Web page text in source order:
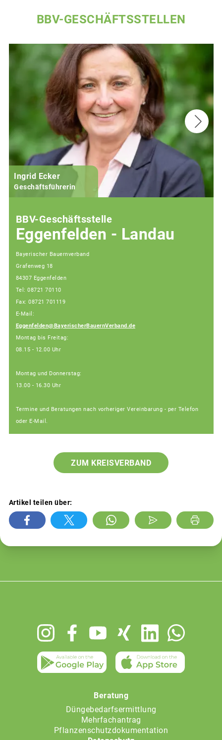
BBV-GESCHÄFTSSTELLEN
Ingrid Ecker
Geschäftsführerin
BBV-Geschäftsstelle
Eggenfelden - Landau
Bayerischer Bauernverband
Grafenweg 18
84307 Eggenfelden
Tel: 08721 70110
Fax: 08721 701119
E-Mail:
Eggenfelden@BayerischerBauernVerband.de
Montag bis Freitag:
08.15 - 12.00 Uhr
Montag und Donnerstag:
13.00 - 16.30 Uhr
Termine und Beratungen nach vorheriger Vereinbarung - per Telefon
oder E-Mail.
ZUM KREISVERBAND
Artikel teilen über:
Beratung
Düngebedarfsermittlung
Mehrfachantrag
Pflanzenschutzdokumentation